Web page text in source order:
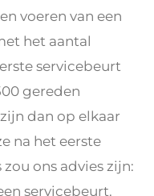
voeren van een
het aantal
servicebeurt
gereden
dan op elkaar
na het eerste
ons advies zijn:
servicebeurt.